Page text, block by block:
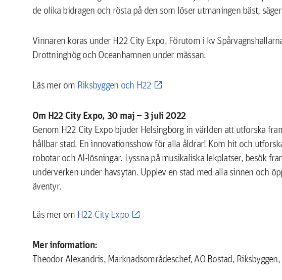
de olika bidragen och rösta på den som löser utmaningen bäst,
Vinnaren koras under H22 City Expo. Förutom i kv
Drottninghög och Oceanhamnen under mässan.
Läs mer om Riksbyggen och H22
Om H22 City Expo, 30 maj – 3 juli 2022
Genom H22 City Expo bjuder Helsingborg in världen att utforska
hållbar stad. En innovationsshow för alla åldrar! Kom hit och
robotar och AI-lösningar. Lyssna på musikaliska lekplatser, besök
underverken under havsytan. Upplev en stad med alla sinnen och
äventyr.
Läs mer om H22 City Expo
Mer information:
Theodor Alexandris, Marknadsområdeschef, AO Bostad,